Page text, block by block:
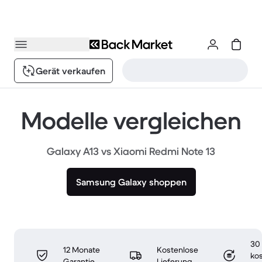
Gerät verkaufen
Modelle vergleichen
Galaxy A13 vs Xiaomi Redmi Note 13
Samsung Galaxy shoppen
12 Monate
Kostenlose
30